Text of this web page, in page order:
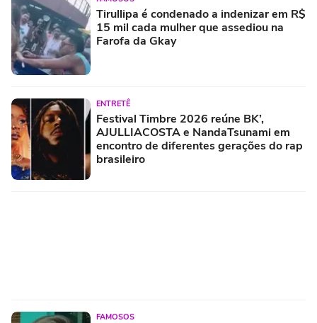
Tirullipa é condenado a indenizar em R$
15 mil cada mulher que assediou na
Farofa da Gkay
ENTRETÊ
Festival Timbre 2026 reúne BK’,
AJULLIACOSTA e NandaTsunami em
encontro de diferentes gerações do rap
brasileiro
FAMOSOS